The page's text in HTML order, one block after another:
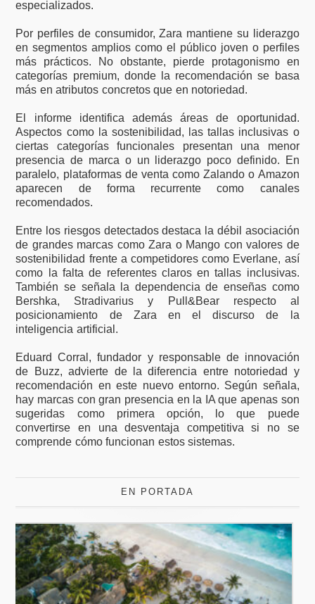
especializados.
Por perfiles de consumidor, Zara mantiene su liderazgo
en segmentos amplios como el público joven o perfiles
más prácticos. No obstante, pierde protagonismo en
categorías premium, donde la recomendación se basa
más en atributos concretos que en notoriedad.
El informe identifica además áreas de oportunidad.
Aspectos como la sostenibilidad, las tallas inclusivas o
ciertas categorías funcionales presentan una menor
presencia de marca o un liderazgo poco definido. En
paralelo, plataformas de venta como Zalando o Amazon
aparecen de forma recurrente como canales
recomendados.
Entre los riesgos detectados destaca la débil asociación
de grandes marcas como Zara o Mango con valores de
sostenibilidad frente a competidores como Everlane, así
como la falta de referentes claros en tallas inclusivas.
También se señala la dependencia de enseñas como
Bershka, Stradivarius y Pull&Bear respecto al
posicionamiento de Zara en el discurso de la
inteligencia artificial.
Eduard Corral, fundador y responsable de innovación
de Buzz, advierte de la diferencia entre notoriedad y
recomendación en este nuevo entorno. Según señala,
hay marcas con gran presencia en la IA que apenas son
sugeridas como primera opción, lo que puede
convertirse en una desventaja competitiva si no se
comprende cómo funcionan estos sistemas.
EN PORTADA